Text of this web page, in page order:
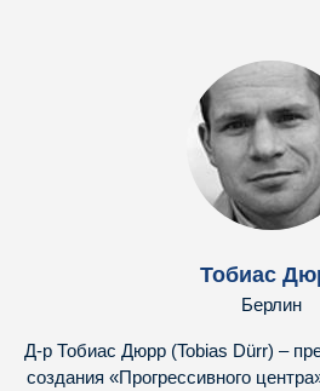
Тобиас
Берлин
Д-р Тобиас Дюрр (Tobias Dürr) –
создания «Прогрессивного